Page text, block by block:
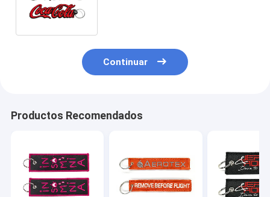
Continuar
Productos Recomendados